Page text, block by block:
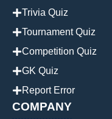
Trivia Quiz
Tournament Quiz
Competition Quiz
GK Quiz
Report Error
COMPANY